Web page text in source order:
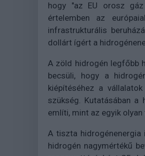
hogy "az EU orosz
értelemben az
infrastrukturális
dollárt ígért a
A zöld hidrogén legfőbb
becsüli, hogy a
kiépítéséhez a
szükség. Kutatásában a
említi, mint az egyik
A tiszta hidrogénenergia
hidrogén nagymértékű